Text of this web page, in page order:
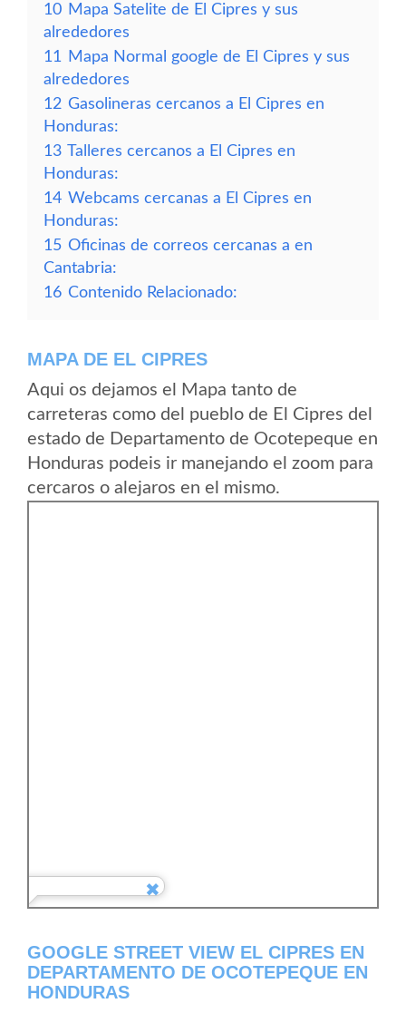
10 Mapa Satelite de El Cipres y sus
alrededores
11
Mapa Normal google de El Cipres y sus
alrededores
12 Gasolineras cercanos a El Cipres en
Honduras:
13 Talleres cercanos a El Cipres en
Honduras:
14 Webcams cercanas a El Cipres en
Honduras:
15 Oficinas de correos cercanas a en
Cantabria:
16 Contenido Relacionado:
MAPA DE EL CIPRES
Aqui os dejamos el Mapa tanto de
carreteras como del pueblo de El Cipres del
estado de Departamento de Ocotepeque en
Honduras podeis ir manejando el zoom para
cercaros o alejaros en el mismo.
GOOGLE STREET VIEW EL CIPRES EN
DEPARTAMENTO DE OCOTEPEQUE EN
HONDURAS